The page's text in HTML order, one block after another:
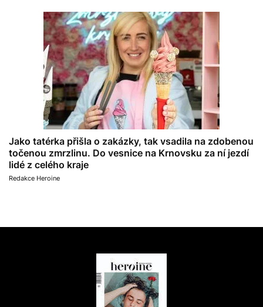
Jako tatérka přišla o zakázky, tak vsadila na zdobenou
točenou zmrzlinu. Do vesnice na Krnovsku za ní jezdí
lidé z celého kraje
Redakce Heroine